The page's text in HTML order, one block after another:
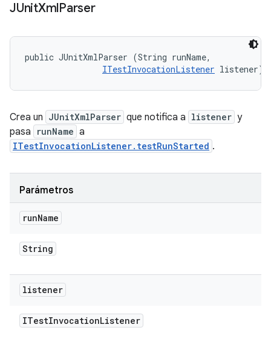
JUnitXmlParser
public JUnitXmlParser (String runName,
ITestInvocationListener listener)
Crea un JUnitXmlParser que notifica a listener y
pasa
runName a
ITestInvocationListener.testRunStarted .
Parámetros
runName
String
listener
ITestInvocationListener